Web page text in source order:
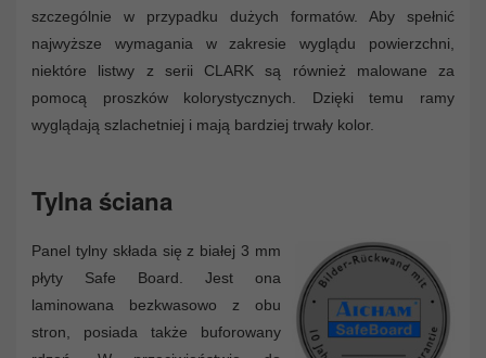
szczególnie w przypadku dużych formatów. Aby spełnić
najwyższe wymagania w zakresie wyglądu powierzchni,
niektóre listwy z serii CLARK są również malowane za
pomocą proszków kolorystycznych. Dzięki temu ramy
wyglądają szlachetniej i mają bardziej trwały kolor.
Tylna ściana
Panel tylny składa się z białej 3 mm
płyty Safe Board. Jest ona
laminowana bezkwasowo z obu
stron, posiada także buforowany